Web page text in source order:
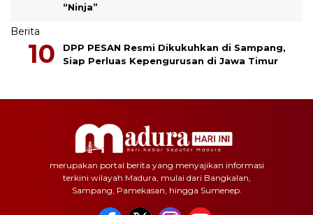
“Ninja”
Berita
DPP PESAN Resmi Dikukuhkan di Sampang,
Siap Perluas Kepengurusan di Jawa Timur
merupakan portal berita yang menyajikan informasi
terkini wilayah Madura, mulai dari Bangkalan,
Sampang, Pamekasan, hingga Sumenep.